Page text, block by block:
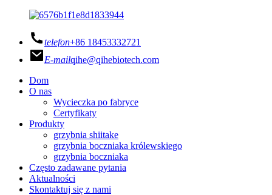
telefon+86 18453332721
E-mailqihe@qihebiotech.com
Dom
O nas
Wycieczka po fabryce
Certyfikaty
Produkty
grzybnia shiitake
grzybnia boczniaka królewskiego
grzybnia boczniaka
Często zadawane pytania
Aktualności
Skontaktuj się z nami